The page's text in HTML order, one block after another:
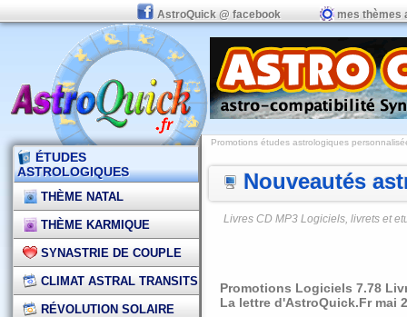
AstroQuick @ facebook mes thèmes
ÉTUDES
ASTROLOGIQUES
THÈME NATAL
THÈME KARMIQUE
SYNASTRIE DE COUPLE
CLIMAT ASTRAL TRANSITS
RÉVOLUTION SOLAIRE
Promotions études astrologiques
Nouveautés
Livres CD MP3 Logiciels, livrets et
Promotions Logiciels 7.78
La lettre d'AstroQuick.Fr mai